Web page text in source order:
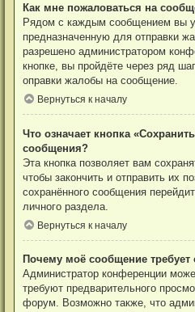
Как мне пожаловаться на
Рядом с каждым сообщением вы
предназначенную для отправки
разрешено администратором
кнопке, вы пройдёте через ряд
оправки жалобы на сообщение.
Вернуться к началу
Что означает кнопка
сообщения?
Эта кнопка позволяет вам
чтобы закончить и отправить их
сохранённого сообщения
личного раздела.
Вернуться к началу
Почему моё сообщение требует
Администратор конференции
требуют предварительного
форум. Возможно также, что